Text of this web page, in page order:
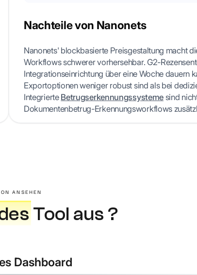
Nachteile von Nanonets
Nanonets' blockbasierte Preisgestaltung macht
Workflows schwerer vorhersehbar. G2-
Integrationseinrichtung über eine Woche dauern
Exportoptionen weniger robust sind als bei
Integrierte Betrugserkennungssystemesind
Dokumentenbetrug-Erkennungsworkflows
ANSEHEN
Tool aus ?
Dashboard